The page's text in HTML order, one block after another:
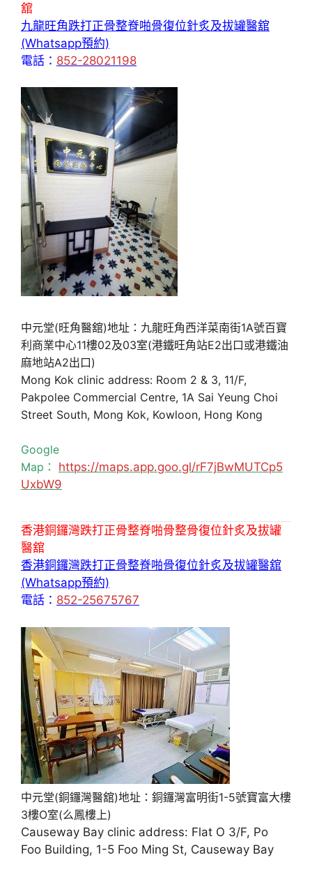
舘
九龍旺角跌打正骨整脊啪骨復位針炙及拔罐醫舘
(Whatsapp預約)
電話： 852-28021198
中元堂(旺角醫舘)地址：九龍旺角西洋菜南街1A號百寶
利商業中心11樓02及03室(港鐵旺角站E2出口或港鐵油
麻地站A2出口)
Mong Kok clinic address: Room 2 & 3, 11/F,
Pakpolee Commercial Centre, 1A Sai Yeung Choi
Street South, Mong Kok, Kowloon, Hong Kong
Google
Map： https://maps.app.goo.gl/rF7jBwMUTCp5
UxbW9
香港銅鑼灣跌打正骨整脊啪骨整骨復位針炙及拔罐
醫舘
香港銅鑼灣跌打正骨整脊啪骨復位針炙及拔罐醫舘
(Whatsapp預約)
電話： 852-25675767
中元堂(銅鑼灣醫舘)地址：銅鑼灣富明街1-5號寶富大樓
3樓O室(么鳳樓上)
Causeway Bay clinic address: Flat O 3/F, Po
Foo Building, 1-5 Foo Ming St, Causeway Bay